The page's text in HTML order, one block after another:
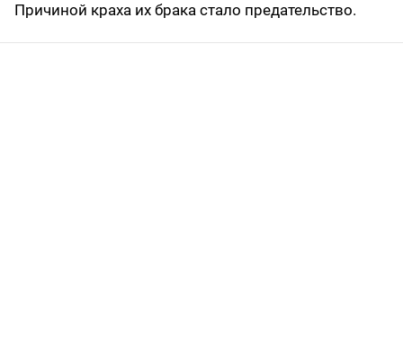
Причиной краха их брака стало предательство.